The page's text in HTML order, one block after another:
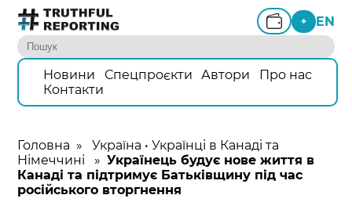
+ EN
Новини Спецпроєкти Автори
Про нас
Контакти
Головна »Україна •Українці в Канаді та
Німеччині »Українець будує нове життя в
Канаді та підтримує Батьківщину під час
російського вторгнення